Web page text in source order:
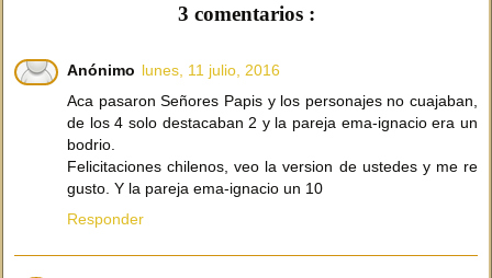
3 comentarios :
Anónimo lunes, 11 julio, 2016
Aca pasaron Señores Papis y los personajes no cuajaban,
de los 4 solo destacaban 2 y la pareja ema-ignacio era un
bodrio.
Felicitaciones chilenos, veo la version de ustedes y me re
gusto. Y la pareja ema-ignacio un 10
Responder